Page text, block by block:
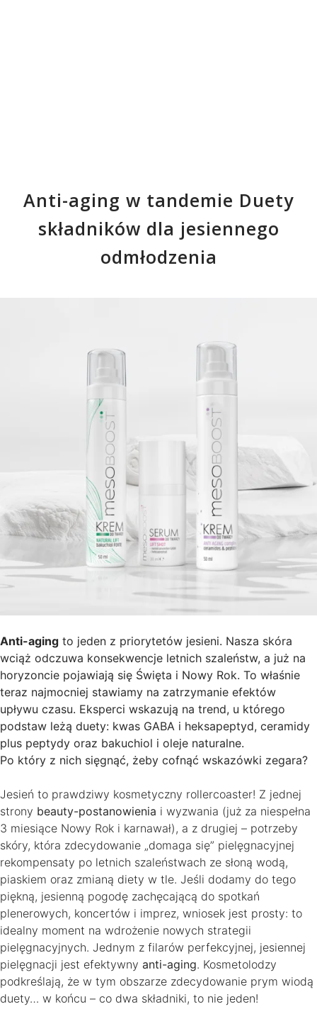
Anti-aging w tandemie Duety
składników dla jesiennego
odmłodzenia
Anti-aging to jeden z priorytetów jesieni. Nasza skóra
wciąż odczuwa konsekwencje letnich szaleństw, a już na
horyzoncie pojawiają się Święta i Nowy Rok. To właśnie
teraz najmocniej stawiamy na zatrzymanie efektów
upływu czasu. Eksperci wskazują na trend, u którego
podstaw leżą duety: kwas GABA i heksapeptyd, ceramidy
plus peptydy oraz bakuchiol i oleje naturalne.
Po który z nich sięgnąć, żeby cofnąć wskazówki zegara?
Jesień to prawdziwy kosmetyczny rollercoaster! Z jednej
strony beauty-postanowienia i wyzwania (już za niespełna
3 miesiące Nowy Rok i karnawał), a z drugiej – potrzeby
skóry, która zdecydowanie „domaga się” pielęgnacyjnej
rekompensaty po letnich szaleństwach ze słoną wodą,
piaskiem oraz zmianą diety w tle. Jeśli dodamy do tego
piękną, jesienną pogodę zachęcającą do spotkań
plenerowych, koncertów i imprez, wniosek jest prosty: to
idealny moment na wdrożenie nowych strategii
pielęgnacyjnych. Jednym z filarów perfekcyjnej, jesiennej
pielęgnacji jest efektywny anti-aging. Kosmetolodzy
podkreślają, że w tym obszarze zdecydowanie prym wiodą
duety… w końcu – co dwa składniki, to nie jeden!